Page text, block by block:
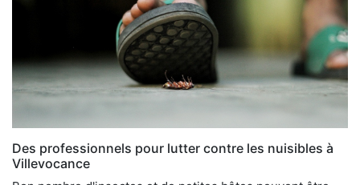
Des professionnels pour lutter contre les nuisibles à
Villevocance